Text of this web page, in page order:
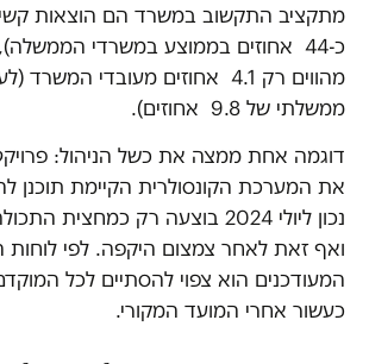
מתקציב התקשוב במשרד הם הוצאות
כ-44 אחוזים בממוצע במשרדי
מהווים רק 4.1 אחוזים מעובדי
ממשלתי של 9.8 אחוזים).
דוגמה אחת ממצה את כשל הניהול:
ואף זאת לאחר צמצום היקפה. לפי לוחות
כעשור אחרי המועד המקורי.